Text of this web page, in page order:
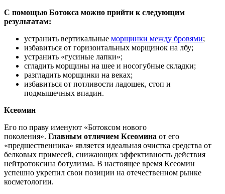
С помощью Ботокса можно прийти к следующим
результатам:
устранить вертикальные морщинки между бровями;
избавиться от горизонтальных морщинок на лбу;
устранить «гусиные лапки»;
сгладить морщины на шее и носогубные складки;
разгладить морщинки на веках;
избавиться от потливости ладошек, стоп и
подмышечных впадин.
Ксеомин
Его по праву именуют «Ботоксом нового
поколения». Главным отличием Ксеомина от его
«предшественника» является идеальная очистка средства от
белковых примесей, снижающих эффективность действия
нейтротоксина ботулизма. В настоящее время Ксеомин
успешно укрепил свои позиции на отечественном рынке
косметологии.